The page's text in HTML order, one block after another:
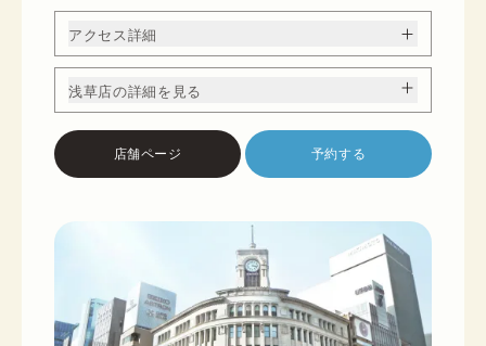
アクセス詳細
浅草店の詳細を見る
店舗ページ 予約する